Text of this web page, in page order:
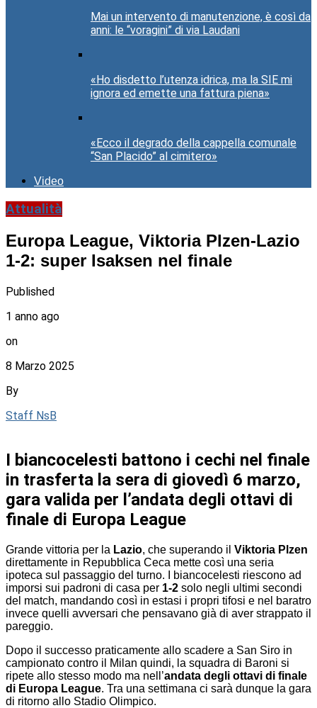
Mai un intervento di manutenzione, è così da
anni: le “voragini” di via Laudani
«Ho disdetto l’utenza idrica, ma la SIE mi
ignora ed emette una fattura piena»
«Ecco il degrado della cappella comunale
“San Placido” al cimitero»
Video
Attualità
Europa League, Viktoria Plzen-Lazio
1-2: super Isaksen nel finale
Published
1 anno ago
on
8 Marzo 2025
By
Staff NsB
I biancocelesti battono i cechi nel finale
in trasferta la sera di giovedì 6 marzo,
gara valida per l’andata degli ottavi di
finale di Europa League
Grande vittoria per la Lazio, che superando il Viktoria Plzen
direttamente in Repubblica Ceca mette così una seria
ipoteca sul passaggio del turno. I biancocelesti riescono ad
imporsi sui padroni di casa per 1-2 solo negli ultimi secondi
del match, mandando così in estasi i propri tifosi e nel baratro
invece quelli avversari che pensavano già di aver strappato il
pareggio.
Dopo il successo praticamente allo scadere a San Siro in
campionato contro il Milan quindi, la squadra di Baroni si
ripete allo stesso modo ma nell’andata degli ottavi di finale
di Europa League. Tra una settimana ci sarà dunque la gara
di ritorno allo Stadio Olimpico.